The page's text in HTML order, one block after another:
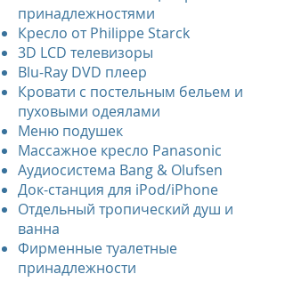
принадлежностями
Кресло от Philippe Starck
3D LCD телевизоры
Blu-Ray DVD плеер
Кровати с постельным бельем и
пуховыми одеялами
Меню подушек
Массажное кресло Panasonic
Аудиосистема Bang & Olufsen
Док-станция для iPod/iPhone
Отдельный тропический душ и
ванна
Фирменные туалетные
принадлежности